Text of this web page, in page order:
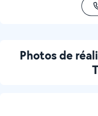
Photos de